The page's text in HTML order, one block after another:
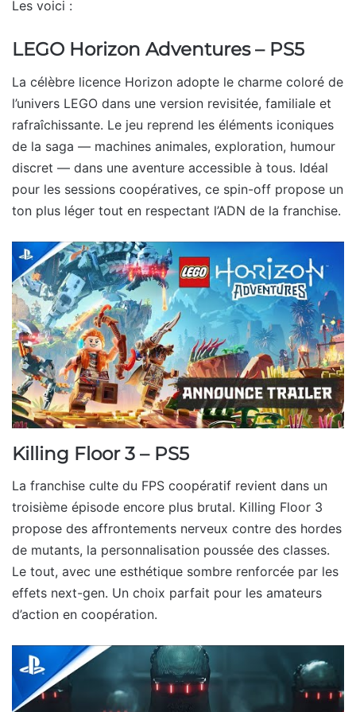
Les voici :
LEGO Horizon Adventures – PS5
La célèbre licence Horizon adopte le charme coloré de
l’univers LEGO dans une version revisitée, familiale et
rafraîchissante. Le jeu reprend les éléments iconiques
de la saga — machines animales, exploration, humour
discret — dans une aventure accessible à tous. Idéal
pour les sessions coopératives, ce spin-off propose un
ton plus léger tout en respectant l’ADN de la franchise.
Killing Floor 3 – PS5
La franchise culte du FPS coopératif revient dans un
troisième épisode encore plus brutal. Killing Floor 3
propose des affrontements nerveux contre des hordes
de mutants, la personnalisation poussée des classes.
Le tout, avec une esthétique sombre renforcée par les
effets next-gen. Un choix parfait pour les amateurs
d’action en coopération.